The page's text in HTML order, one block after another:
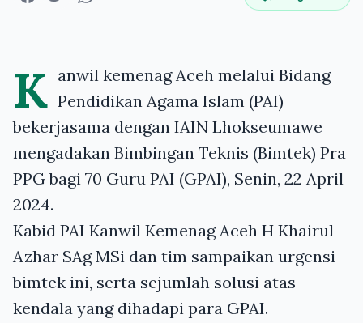
K anwil kemenag Aceh melalui Bidang
Pendidikan Agama Islam (PAI)
bekerjasama dengan IAIN Lhokseumawe
mengadakan Bimbingan Teknis (Bimtek) Pra
PPG bagi 70 Guru PAI (GPAI), Senin, 22 April
2024.
Kabid PAI Kanwil Kemenag Aceh H Khairul
Azhar SAg MSi dan tim sampaikan urgensi
bimtek ini, serta sejumlah solusi atas
kendala yang dihadapi para GPAI.